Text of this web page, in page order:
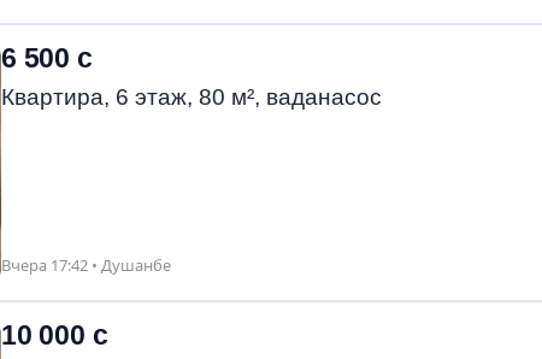
6 500 с
Квартира, 6 этаж, 80 м², ваданасос
Вчера 17:42 • Душанбе
10 000 с